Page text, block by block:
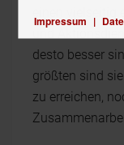
desto besser
größten sind
zu erreichen,
Impressum |